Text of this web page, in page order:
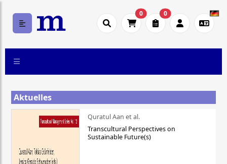
0 0
Aktuelles
Quratul Aan et al.
Transcultural Perspectives on
Sustainable Future(s)